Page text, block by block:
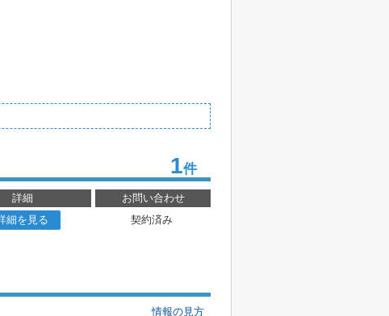
1件
詳細 お問い合わせ
細を見る
契約済み
情報の見方